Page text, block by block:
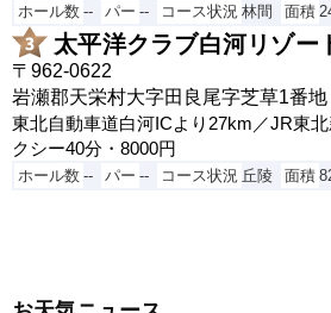
南秋田カントリークラブ
秋田市金足吉田字浅田1-1
ロイヤルセンチュリーゴルフ倶楽部
大仙市協和船岡字上中野2-3
ホール数 -- パー -- コース状況 林間 面積
太平洋クラブ白河リゾー
〒962-0622
岩瀬郡天栄村大字田良尾字芝草1番地
東北自動車道白河ICより27km／JR東
クシー40分・8000円
ホール数 -- パー -- コース状況 丘陵 面積